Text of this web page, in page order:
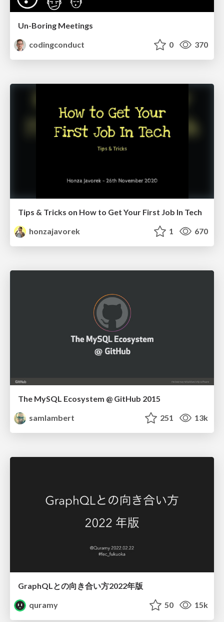
Un-Boring Meetings
codingconduct
0 370
Tips & Tricks on How to Get Your First Job In Tech
honzajavorek
1 670
The MySQL Ecosystem @ GitHub 2015
samlambert
251 13k
GraphQLとの向き合い方2022年版
quramy
50 15k